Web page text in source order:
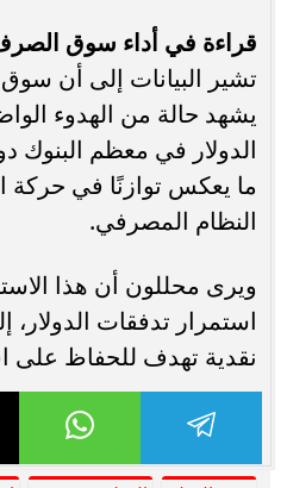
قراءة في أداء سوق
تشير البيانات إلى أن
يشهد حالة من الهدوء
الدولار في معظم البنوك
ما يعكس توازنًا في حركة
النظام المصرفي.
ويرى محللون أن هذا
استمرار تدفقات
نقدية تهدف للحفاظ